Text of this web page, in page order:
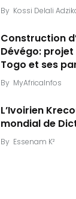
By Kossi Delali
Construction
Dévégo:
Togo et ses
By MyAfricaInfos
L’Ivoirien
mondial de
By Essenam K²